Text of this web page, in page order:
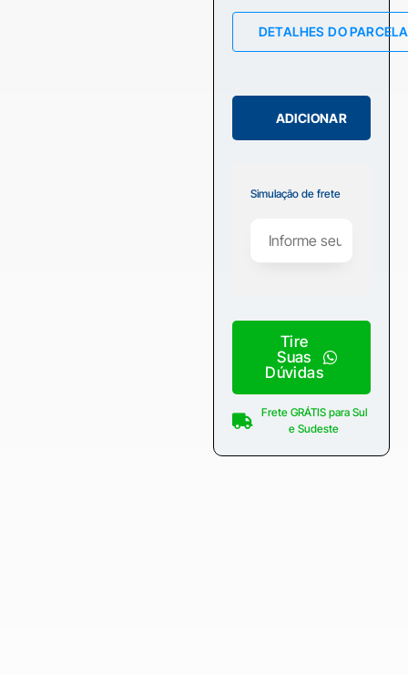
DETALHES DO
ADICIONAR
Simulação de frete
Tire
Suas
Dúvidas
Frete GRÁTIS para Sul
e Sudeste